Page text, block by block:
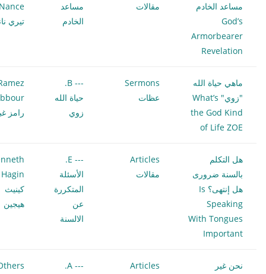
مساعد الخادم
God’s
Armorbearer
Revelation
مقالات
مساعد
الخادم
تيري
ماهي حياة الله
"زوي" What’s
the God Kind
of Life ZOE
Sermons
عظات
--- B.
حياة الله
زوي
رامز
هل التكلم
بالسنة ضرورى
هل إنتهى؟ Is
Speaking
With Tongues
Important
Articles
مقالات
--- E.
الأسئلة
المتكررة
عن
الالسنة
كينيث
هيجين
نحن غير
Articles
--- A.